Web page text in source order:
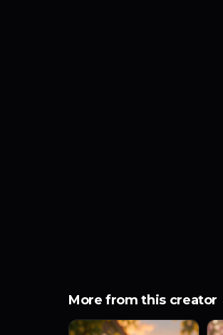
More from this creator